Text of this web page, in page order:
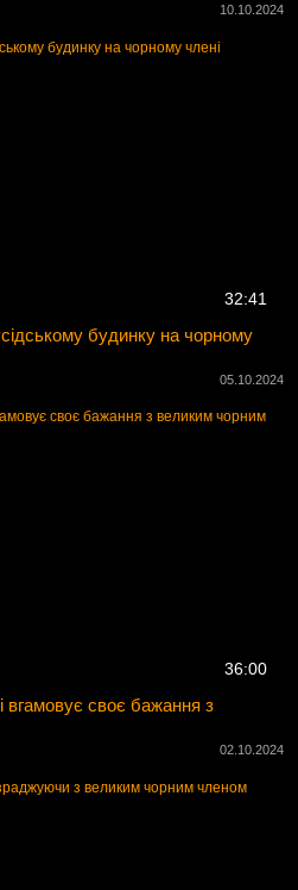
10.10.2024
32:41
будинку на чорному
05.10.2024
36:00
вгамовує своє бажання з
02.10.2024